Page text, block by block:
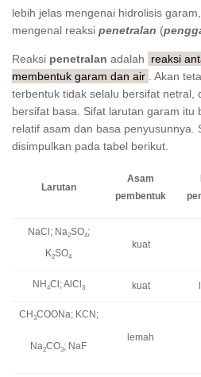
lebih jelas mengenai hidrolisis
mengenal reaksi penetralan (
Reaksi penetralan adalah
reaksi
membentuk garam dan air
. Akan
terbentuk tidak selalu bersifat netral,
bersifat basa. Sifat larutan garam itu
relatif asam dan basa penyusunnya.
disimpulkan pada tabel berikut.
Larutan
Asam
pembentuk
NaCl; Na2SO4;
K2SO4
kuat
NH 4Cl; AlCl 3 kuat
CH 3COONa; KCN;
Na2CO3; NaF
lemah